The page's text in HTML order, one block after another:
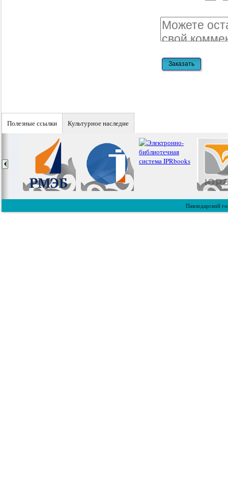
Полезные ссылки Культурное наследие
Павлодарский